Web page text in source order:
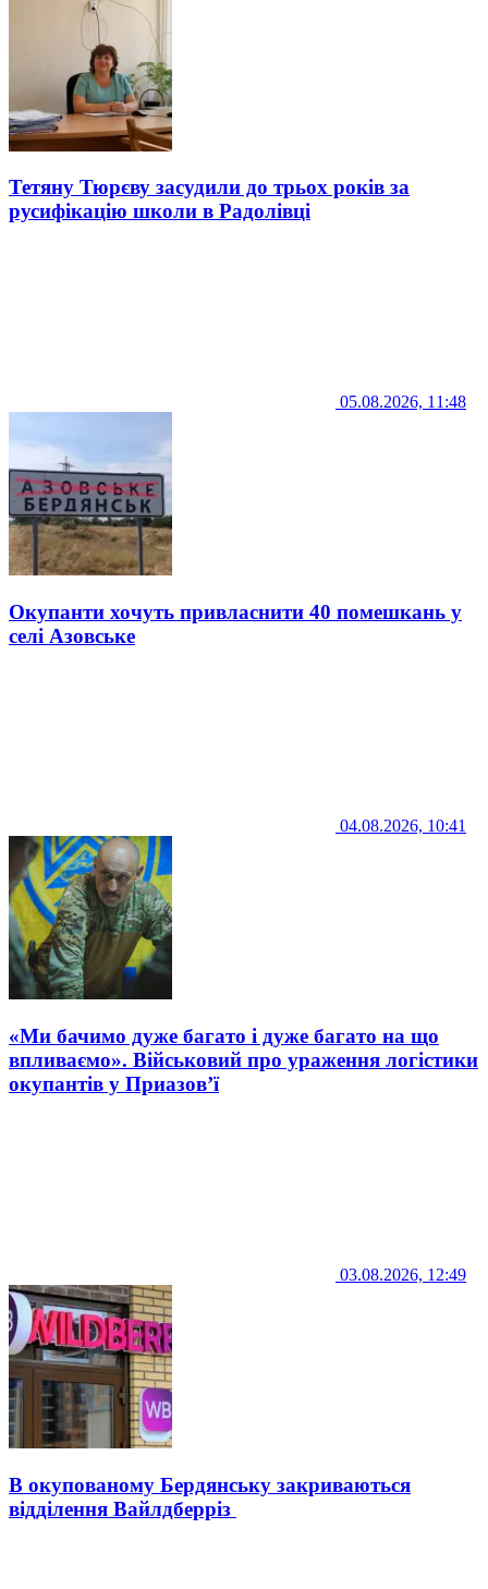
Тетяну Тюрєву засудили до трьох років за
русифікацію школи в Радолівці
05.08.2026, 11:48
Окупанти хочуть привласнити 40 помешкань у
селі Азовське
04.08.2026, 10:41
«Ми бачимо дуже багато і дуже багато на що
впливаємо». Військовий про ураження логістики
окупантів у Приазов’ї
03.08.2026, 12:49
В окупованому Бердянську закриваються
відділення Вайлдберріз